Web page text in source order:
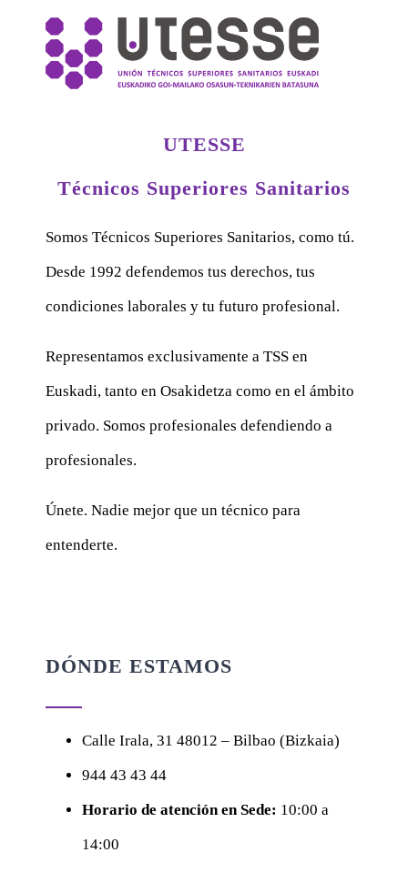
UTESSE
Técnicos Superiores Sanitarios
Somos Técnicos Superiores Sanitarios, como tú.
Desde 1992 defendemos tus derechos, tus
condiciones laborales y tu futuro profesional.
Representamos exclusivamente a TSS en
Euskadi, tanto en Osakidetza como en el ámbito
privado. Somos profesionales defendiendo a
profesionales.
Únete. Nadie mejor que un técnico para
entenderte.
DÓNDE ESTAMOS
Calle Irala, 31 48012 – Bilbao (Bizkaia)
944 43 43 44
Horario de atención en Sede: 10:00 a
14:00